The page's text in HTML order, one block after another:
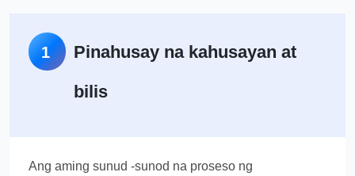
1
Pinahusay na kahusayan at
bilis
Ang aming sunud -sunod na proseso ng